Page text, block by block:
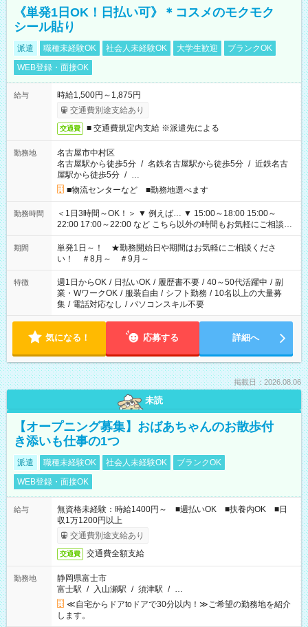
《単発1日OK！日払い可》＊コスメのモクモク
シール貼り
派遣 職種未経験OK 社会人未経験OK 大学生歓迎
ブランクOK
WEB登録・面接OK
給与
時給1,500円～1,875円
交通費別途支給あり
交通費 ■ 交通費規定内支給 ※派遣先による
勤務地
名古屋市中村区
名古屋駅から徒歩5分 / 名鉄名古屋駅から徒歩5分 / 近鉄名古
屋駅から徒歩5分 / …
■物流センターなど ■勤務地選べます
勤務時間
＜1日3時間～OK！＞ ▼ 例えば… ▼ 15:00～18:00 15:00～
22:00 17:00～22:00 など こちら以外の時間もお気軽にご相談く
ださい！
期間
単発1日～！ ★勤務開始日や期間はお気軽にご相談くださ
い！ ＃8月～ ＃9月～
特徴 週1日からOK / 日払いOK / 履歴書不要 / 40～50代活躍中 / 副
業・WワークOK / 服装自由 / シフト勤務 / 10名以上の大量募
集 / 電話対応なし / パソコンスキル不要
気になる！ 応募する 詳細へ
掲載日：2026.08.06
未読
【オープニング募集】おばあちゃんのお散歩付
き添いも仕事の1つ
派遣 職種未経験OK 社会人未経験OK
ブランクOK
WEB登録・面接OK
給与
無資格未経験：時給1400円～ ■週払いOK ■扶養内OK ■日
収1万1200円以上
交通費別途支給あり
交通費 交通費全額支給
勤務地
静岡県富士市
富士駅 / 入山瀬駅 / 須津駅 / …
≪自宅からドアtoドアで30分以内！≫ご希望の勤務地を紹介
します。